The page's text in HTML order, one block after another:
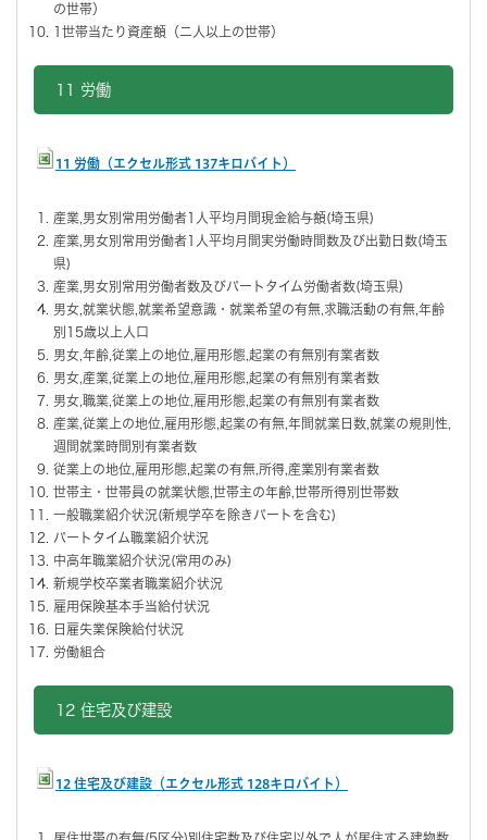
の世帯）
1世帯当たり資産額（二人以上の世帯）
11 労働
11 労働（エクセル形式 137キロバイト）
産業,男女別常用労働者1人平均月間現金給与額(埼玉県)
産業,男女別常用労働者1人平均月間実労働時間数及び出勤日数(埼玉
県)
産業,男女別常用労働者数及びパートタイム労働者数(埼玉県)
男女,就業状態,就業希望意識・就業希望の有無,求職活動の有無,年齢
別15歳以上人口
男女,年齢,従業上の地位,雇用形態,起業の有無別有業者数
男女,産業,従業上の地位,雇用形態,起業の有無別有業者数
男女,職業,従業上の地位,雇用形態,起業の有無別有業者数
産業,従業上の地位,雇用形態,起業の有無,年間就業日数,就業の規則性,
週間就業時間別有業者数
従業上の地位,雇用形態,起業の有無,所得,産業別有業者数
世帯主・世帯員の就業状態,世帯主の年齢,世帯所得別世帯数
一般職業紹介状況(新規学卒を除きパートを含む)
パートタイム職業紹介状況
中高年職業紹介状況(常用のみ)
新規学校卒業者職業紹介状況
雇用保険基本手当給付状況
日雇失業保険給付状況
労働組合
12 住宅及び建設
12 住宅及び建設（エクセル形式 128キロバイト）